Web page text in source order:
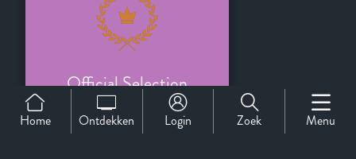
Official Selection
Home Ontdekken Login Zoek Menu